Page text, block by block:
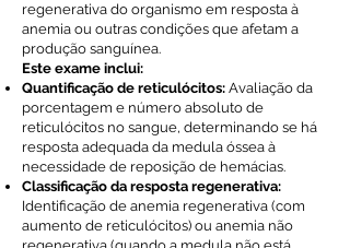
regenerativa do organismo em resposta à
anemia ou outras condições que afetam a
produção sanguínea.
Este exame inclui:
Quantificação de reticulócitos: Avaliação da
porcentagem e número absoluto de
reticulócitos no sangue, determinando se há
resposta adequada da medula óssea à
necessidade de reposição de hemácias.
Classificação da resposta regenerativa:
Identificação de anemia regenerativa (com
aumento de reticulócitos) ou anemia não